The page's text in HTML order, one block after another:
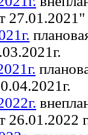
27.01.2021"